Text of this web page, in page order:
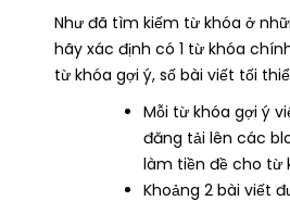
Như đã tìm kiếm từ khóa ở
hãy xác định có 1 từ khóa
từ khóa gợi ý, số bài viết tối
Mỗi từ khóa gợi ý
đăng tải lên các
làm tiền đề cho từ
Khoảng 2 bài viết